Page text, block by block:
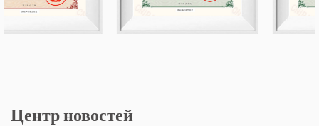
Центр новостей